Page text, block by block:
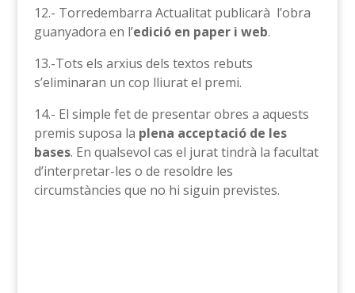
12.- Torredembarra Actualitat publicarà l’obra
guanyadora en l’edició en paper i web.
13.-Tots els arxius dels textos rebuts
s’eliminaran un cop lliurat el premi.
14.- El simple fet de presentar obres a aquests
premis suposa la plena acceptació de les
bases. En qualsevol cas el jurat tindrà la facultat
d’interpretar-les o de resoldre les
circumstàncies que no hi siguin previstes.